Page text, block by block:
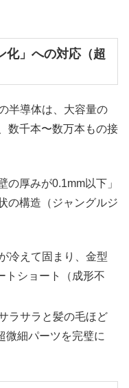
化」への対応（超
半導体は、大容量の
数千本〜数万本もの接
厚みが0.1mm以下」
の構造（ジャングルジ
冷えて固まり、金型
トショート（成形不
ラサラと髪の毛ほど
微細パーツを完璧に